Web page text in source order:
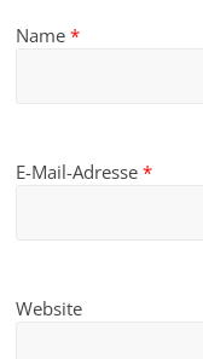
Name*
E-Mail-Adresse*
Website